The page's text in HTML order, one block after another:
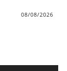
08/08/2026